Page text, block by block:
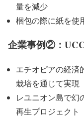
量を減少
梱包の際に紙を使
企業事例②：
エチオピアの経済
栽培を通じて実現
レユニオン島で幻
再生プロジェクト